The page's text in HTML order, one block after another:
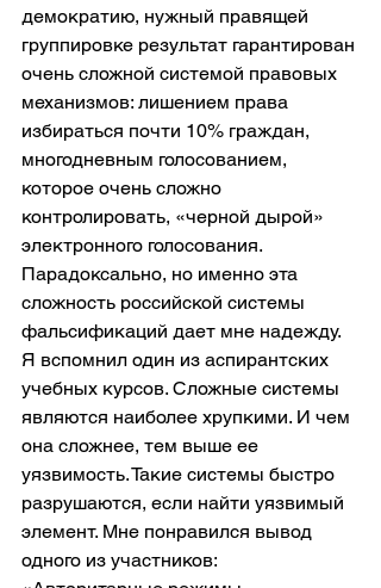
демократию, нужный правящей
группировке результат гарантирован
очень сложной системой правовых
механизмов: лишением права
избираться почти 10% граждан,
многодневным голосованием,
которое очень сложно
контролировать, «черной дырой»
электронного голосования.
Парадоксально, но именно эта
сложность российской системы
фальсификаций дает мне надежду.
Я вспомнил один из аспирантских
учебных курсов. Сложные системы
являются наиболее хрупкими. И чем
она сложнее, тем выше ее
уязвимость. Такие системы быстро
разрушаются, если найти уязвимый
элемент. Мне понравился вывод
одного из участников: